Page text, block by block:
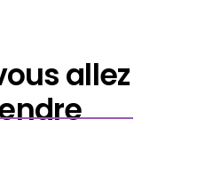
allez